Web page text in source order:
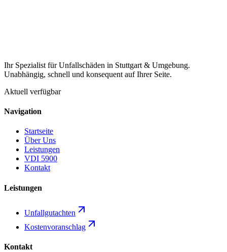
Ihr Spezialist für Unfallschäden in Stuttgart & Umgebung.
Unabhängig, schnell und konsequent auf Ihrer Seite.
Aktuell verfügbar
Navigation
Startseite
Über Uns
Leistungen
VDI 5900
Kontakt
Leistungen
Unfallgutachten
Kostenvoranschlag
Kontakt